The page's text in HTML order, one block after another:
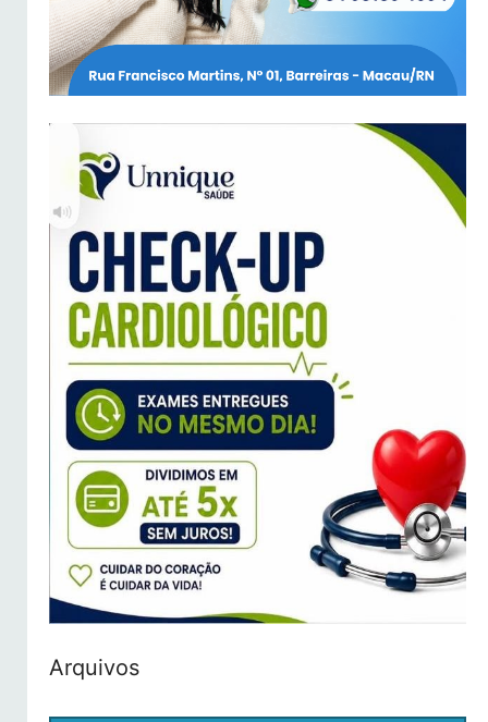
Arquivos